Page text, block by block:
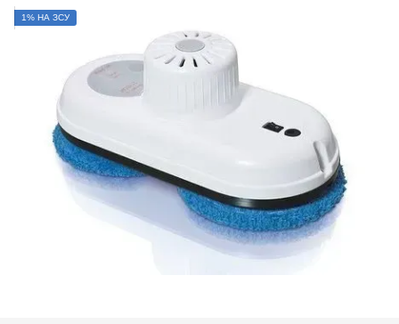
1% НА ЗСУ